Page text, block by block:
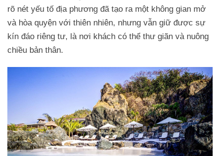
rõ nét yếu tố địa phương đã tạo ra một không gian mở
và hòa quyện với thiên nhiên, nhưng vẫn giữ được sự
kín đáo riêng tư, là nơi khách có thể thư giãn và nuông
chiều bản thân.